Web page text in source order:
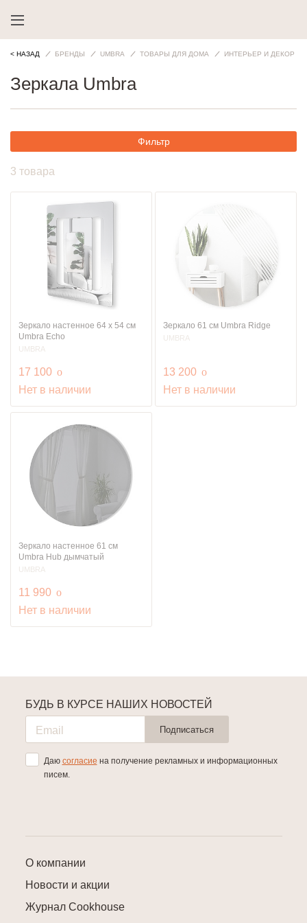
< НАЗАД БРЕНДЫ UMBRA ТОВАРЫ ДЛЯ ДОМА ИНТЕРЬЕР И ДЕКОР
Зеркала Umbra
Фильтр
3 товара
Зеркало настенное 64 x 54 см
Umbra Echo
UMBRA
17 100 руб.
o
Нет в наличии
Зеркало 61 см Umbra Ridge
UMBRA
13 200 руб.
o
Нет в наличии
Зеркало настенное 61 см
Umbra Hub дымчатый
UMBRA
11 990 руб.
o
Нет в наличии
О компании
Новости и акции
Журнал Cookhouse
БУДЬ В КУРСЕ НАШИХ НОВОСТЕЙ
Подписаться
Даю согласие на получение рекламных и информационных
писем.